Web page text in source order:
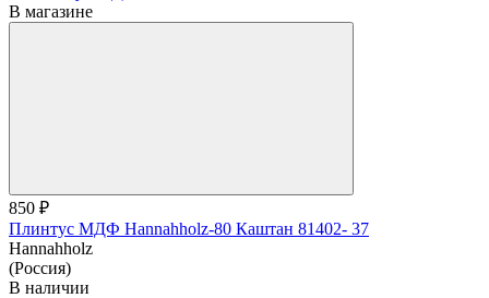
В магазине
850 ₽
Плинтус МДФ Hannahholz-80 Каштан 81402- 37
Hannahholz
(Россия)
В наличии